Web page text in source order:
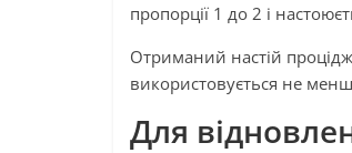
пропорції 1 до 2 і
Отриманий настій
використовується не
Для